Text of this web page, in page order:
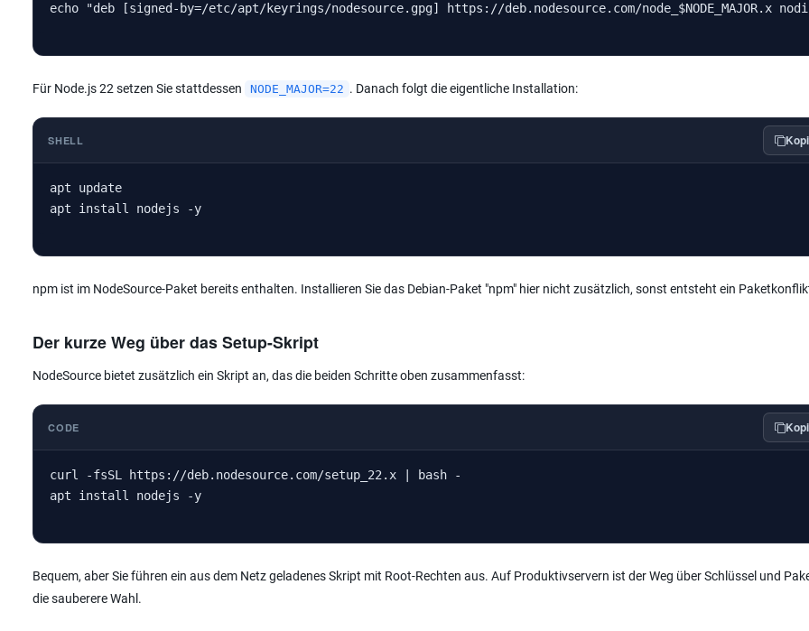
echo "deb [signed-by=/etc/apt/keyrings/nodesource.gpg] https://deb.nodesource.com/
Für Node.js 22 setzen Sie stattdessen NODE_MAJOR=22 . Danach folgt die eigentliche Installation:
SHELL
apt update
apt install nodejs -y
npm ist im NodeSource-Paket bereits enthalten. Installieren Sie das Debian-Paket "npm" hier nicht zusätzlich, sonst entsteht ein
Der kurze Weg über das Setup-Skript
NodeSource bietet zusätzlich ein Skript an, das die beiden Schritte oben zusammenfasst:
CODE
curl -fsSL https://deb.nodesource.com/setup_22.x | bash -
apt install nodejs -y
Bequem, aber Sie führen ein aus dem Netz geladenes Skript mit Root-Rechten aus. Auf Produktivservern ist der Weg über Schlüssel und
die sauberere Wahl.